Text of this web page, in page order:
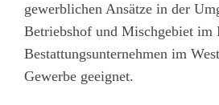
gewerblichen Ansätze in der
Betriebshof und Mischgebiet im
Bestattungsunternehmen im
Gewerbe geeignet.